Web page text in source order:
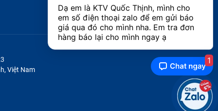
Việt Nam
Dạ em là KTV Quốc Thịnh, mình cho
em số điện thoại zalo để em gửi báo
giá qua đó cho mình nha. Em tra đơn
hàng báo lại cho mình ngay ạ
1